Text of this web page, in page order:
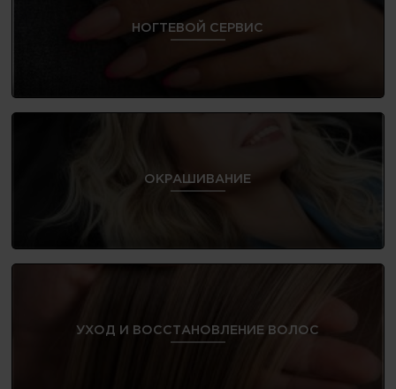
НОГТЕВОЙ СЕРВИС
ОКРАШИВАНИЕ
УХОД И ВОССТАНОВЛЕНИЕ ВОЛОС